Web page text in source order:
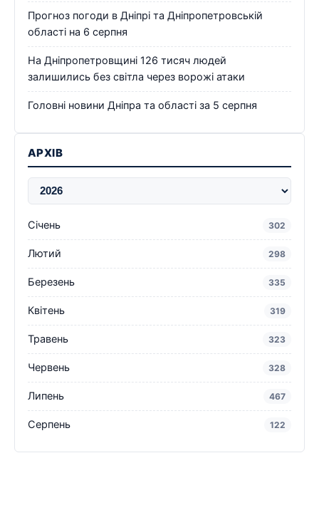
Прогноз погоди в Дніпрі та Дніпропетровській
області на 6 серпня
На Дніпропетровщині 126 тисяч людей
залишились без світла через ворожі атаки
Головні новини Дніпра та області за 5 серпня
АРХІВ
Січень 302
Лютий 298
Березень 335
Квітень 319
Травень 323
Червень 328
Липень 467
Серпень 122